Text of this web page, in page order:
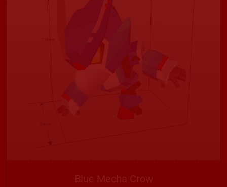
Blue Mecha Crow